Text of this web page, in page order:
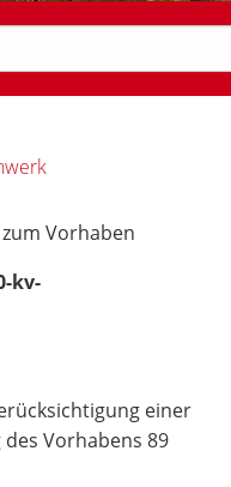
Vorhaben
kv-
einer
Vorhabens 89